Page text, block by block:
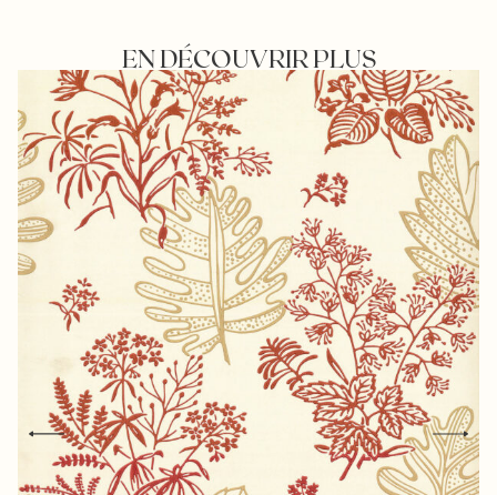
EN DÉCOUVRIR PLUS